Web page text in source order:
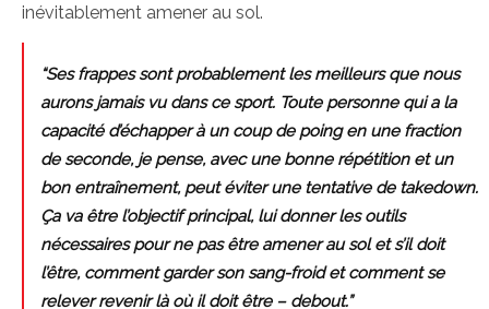
inévitablement amener au sol.
“Ses frappes sont probablement les meilleurs que nous
aurons jamais vu dans ce sport. Toute personne qui a la
capacité d’échapper à un coup de poing en une fraction
de seconde, je pense, avec une bonne répétition et un
bon entraînement, peut éviter une tentative de takedown.
Ça va être l’objectif principal, lui donner les outils
nécessaires pour ne pas être amener au sol et s’il doit
l’être, comment garder son sang-froid et comment se
relever revenir là où il doit être – debout.”